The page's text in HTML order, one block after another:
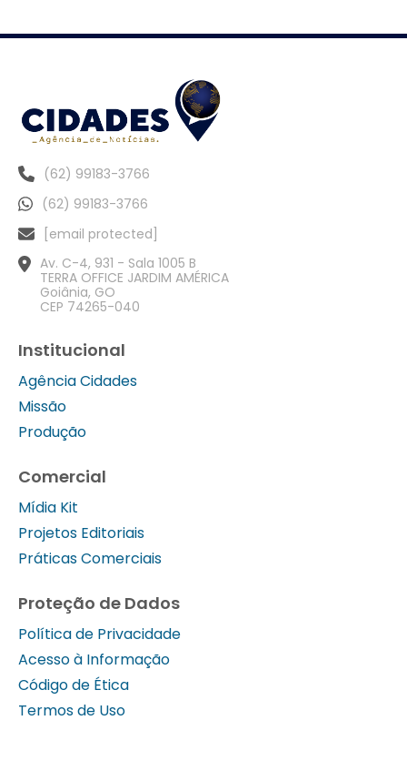
(62) 99183-3766
(62) 99183-3766
[email protected]
Av. C-4, 931 - Sala 1005 B
TERRA OFFICE JARDIM AMÉRICA
Goiânia, GO
CEP 74265-040
Institucional
Agência Cidades
Missão
Produção
Comercial
Mídia Kit
Projetos Editoriais
Práticas Comerciais
Proteção de Dados
Política de Privacidade
Acesso à Informação
Código de Ética
Termos de Uso